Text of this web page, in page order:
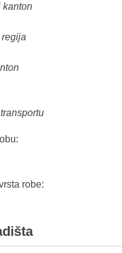
kanton
robe: